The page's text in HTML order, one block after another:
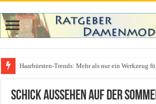
Haarbürsten-Trends: Mehr als nur ein Werkzeug
Schick aussehen auf der